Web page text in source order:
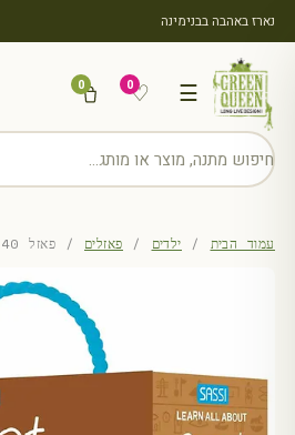
נארז באהבה בבנימינה
☰
♡
0
0
עמוד הבית / ילדים / פאזלים / פאזל 40 חלקים וספר: מצרים